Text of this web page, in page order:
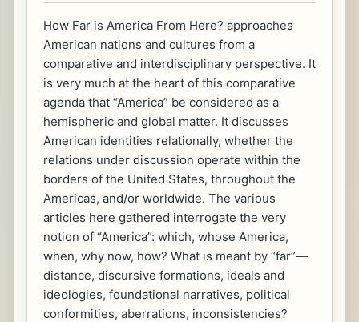
How Far is America From Here? approaches
American nations and cultures from a
comparative and interdisciplinary perspective. It
is very much at the heart of this comparative
agenda that “America” be considered as a
hemispheric and global matter. It discusses
American identities relationally, whether the
relations under discussion operate within the
borders of the United States, throughout the
Americas, and/or worldwide. The various
articles here gathered interrogate the very
notion of “America”: which, whose America,
when, why now, how? What is meant by “far”—
distance, discursive formations, ideals and
ideologies, foundational narratives, political
conformities, aberrations, inconsistencies?